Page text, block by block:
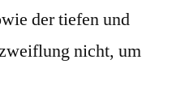
der tiefen und
nicht, um